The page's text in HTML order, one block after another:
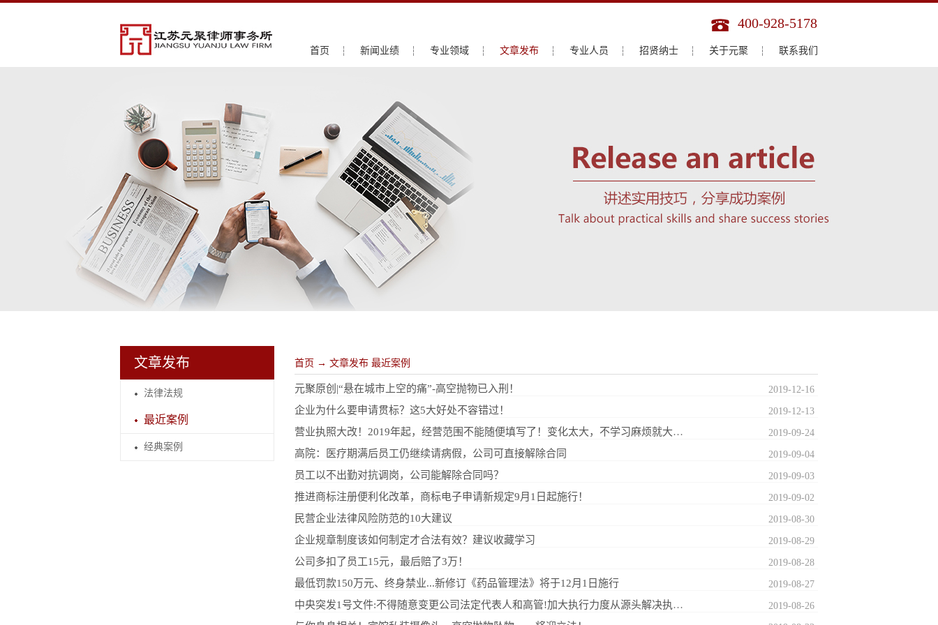
400-928-5178
首页 新闻业绩 专业领域 文章发布 专业人员 招贤纳士 关于元聚 联系我们
文章发布
法律法规
最近案例
经典案例
首页 → 文章发布 最近案例
元聚原创|“悬在城市上空的痛”-高空抛物已入刑！ 2019-12-16
企业为什么要申请贯标？这5大好处不容错过！ 2019-12-13
营业执照大改！2019年起，经营范围不能随便填写了！变化太大，不学习麻烦就大了！ 2019-09-24
高院：医疗期满后员工仍继续请病假，公司可直接解除合同 2019-09-04
员工以不出勤对抗调岗，公司能解除合同吗？ 2019-09-03
推进商标注册便利化改革，商标电子申请新规定9月1日起施行！ 2019-09-02
民营企业法律风险防范的10大建议 2019-08-30
企业规章制度该如何制定才合法有效？建议收藏学习 2019-08-29
公司多扣了员工15元，最后赔了3万！ 2019-08-28
最低罚款150万元、终身禁业...新修订《药品管理法》将于12月1日施行 2019-08-27
中央突发1号文件:不得随意变更公司法定代表人和高管!加大执行力度从源头解决执行难|【中法委发[2019]1号】 2019-08-26